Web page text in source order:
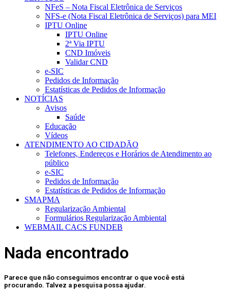
NFeS – Nota Fiscal Eletrônica de Serviços
NFS-e (Nota Fiscal Eletrônica de Serviços) para MEI
IPTU Online
IPTU Online
2ª Via IPTU
CND Imóveis
Validar CND
e-SIC
Pedidos de Informação
Estatísticas de Pedidos de Informação
NOTÍCIAS
Avisos
Saúde
Educação
Vídeos
ATENDIMENTO AO CIDADÃO
Telefones, Endereços e Horários de Atendimento ao
público
e-SIC
Pedidos de Informação
Estatísticas de Pedidos de Informação
SMAPMA
Regularização Ambiental
Formulários Regularização Ambiental
WEBMAIL CACS FUNDEB
Nada encontrado
Parece que não conseguimos encontrar o que você está
procurando. Talvez a pesquisa possa ajudar.